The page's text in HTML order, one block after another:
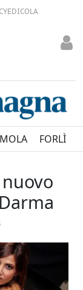
EDICOLA
FORLÌ